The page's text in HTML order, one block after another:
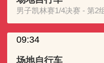
男子凯林赛1/4决赛 - 第2
09:34
场地自行车